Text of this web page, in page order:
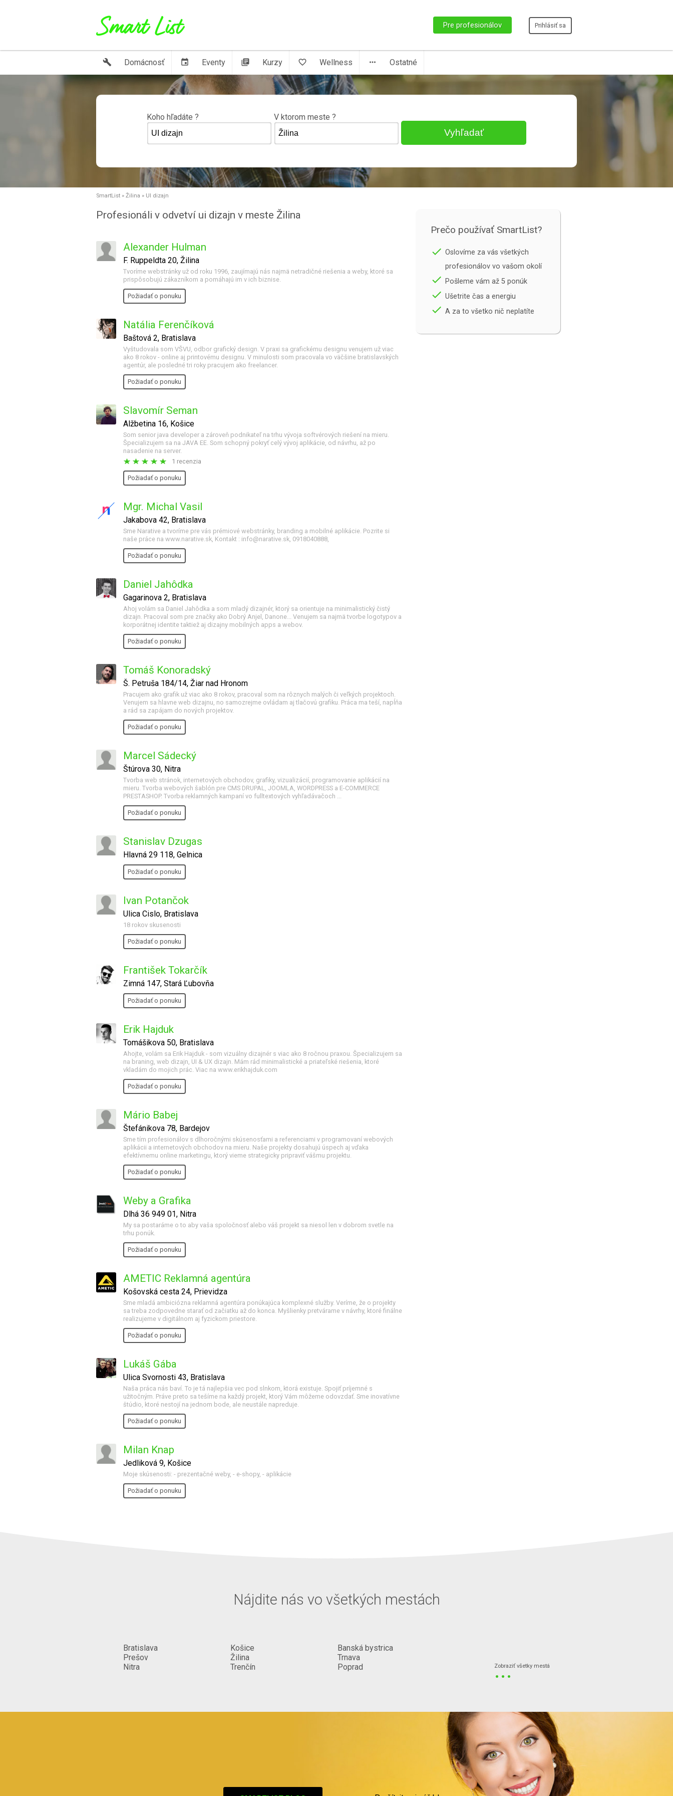
Pre profesionálov Prihlásiť sa
build Domácnosť event Eventy library_books Kurzy favorite_border Wellness more_horiz Ostatné
Koho hľadáte ? V ktorom meste ?
SmartList » Žilina » UI dizajn
Profesionáli v odvetví ui dizajn v meste Žilina
Alexander Hulman
F. Ruppeldta 20, Žilina
Tvoríme webstránky už od roku 1996, zaujímajú nás najmä netradičné riešenia a weby, ktoré sa
prispôsobujú zákazníkom a pomáhajú im v ich biznise.
Požiadať o ponuku
Natália Ferenčíková
Baštová 2, Bratislava
Vyštudovala som VŠVU, odbor grafický design. V praxi sa grafickému designu venujem už viac
ako 8 rokov - online aj printovému designu. V minulosti som pracovala vo väčšine bratislavských
agentúr, ale posledné tri roky pracujem ako freelancer.
Požiadať o ponuku
Slavomír Seman
Alžbetina 16, Košice
Som senior java developer a zároveň podnikateľ na trhu vývoja softvérových riešení na mieru.
Špecializujem sa na JAVA EE. Som schopný pokryť celý vývoj aplikácie, od návrhu, až po
nasadenie na server.
1 recenzia
Požiadať o ponuku
Mgr. Michal Vasil
Jakabova 42, Bratislava
Sme Narative a tvoríme pre vás prémiové webstránky, branding a mobilné aplikácie. Pozrite si
naše práce na www.narative.sk, Kontakt : info@narative.sk, 0918040888,
Požiadať o ponuku
Daniel Jahôdka
Gagarinova 2, Bratislava
Ahoj volám sa Daniel Jahôdka a som mladý dizajnér, ktorý sa orientuje na minimalistický čistý
dizajn. Pracoval som pre značky ako Dobrý Anjel, Danone... Venujem sa najmä tvorbe logotypov a
korporátnej identite taktiež aj dizajny mobilných apps a webov.
Požiadať o ponuku
Tomáš Konoradský
Š. Petruša 184/14, Žiar nad Hronom
Pracujem ako grafik už viac ako 8 rokov, pracoval som na rôznych malých či veľkých projektoch.
Venujem sa hlavne web dizajnu, no samozrejme ovládam aj tlačovú grafiku. Práca ma teší, napĺňa
a rád sa zapájam do nových projektov.
Požiadať o ponuku
Marcel Sádecký
Štúrova 30, Nitra
Tvorba web stránok, internetových obchodov, grafiky, vizualizácií, programovanie aplikácií na
mieru. Tvorba webových šablón pre CMS DRUPAL, JOOMLA, WORDPRESS a E-COMMERCE
PRESTASHOP. Tvorba reklamných kampaní vo fulltextových vyhľadávačoch ...
Požiadať o ponuku
Stanislav Dzugas
Hlavná 29 118, Gelnica
Požiadať o ponuku
Ivan Potančok
Ulica Cislo, Bratislava
18 rokov skusenosti
Požiadať o ponuku
František Tokarčík
Zimná 147, Stará Ľubovňa
Požiadať o ponuku
Erik Hajduk
Tomášikova 50, Bratislava
Ahojte, volám sa Erik Hajduk - som vizuálny dizajnér s viac ako 8 ročnou praxou. Špecializujem sa
na braning, web dizajn, UI & UX dizajn. Mám rád minimalistické a priateľské riešenia, ktoré
vkladám do mojich prác. Viac na www.erikhajduk.com
Požiadať o ponuku
Mário Babej
Štefánikova 78, Bardejov
Sme tím profesionálov s dlhoročnými skúsenosťami a referenciami v programovaní webových
aplikácii a internetových obchodov na mieru. Naše projekty dosahujú úspech aj vďaka
efektívnemu online marketingu, ktorý vieme strategicky pripraviť vášmu projektu.
Požiadať o ponuku
Weby a Grafika
Dlhá 36 949 01, Nitra
My sa postaráme o to aby vaša spoločnosť alebo váš projekt sa niesol len v dobrom svetle na
trhu ponúk.
Požiadať o ponuku
AMETIC Reklamná agentúra
Košovská cesta 24, Prievidza
Sme mladá ambiciózna reklamná agentúra ponúkajúca komplexné služby. Veríme, že o projekty
sa treba zodpovedne starať od začiatku až do konca. Myšlienky pretvárame v návrhy, ktoré finálne
realizujeme v digitálnom aj fyzickom priestore.
Požiadať o ponuku
Lukáš Gába
Ulica Svornosti 43, Bratislava
Naša práca nás baví. To je tá najlepšia vec pod slnkom, ktorá existuje. Spojiť príjemné s
užitočným. Práve preto sa tešíme na každý projekt, ktorý Vám môžeme odovzdať. Sme inovatívne
štúdio, ktoré nestojí na jednom bode, ale neustále napreduje.
Požiadať o ponuku
Milan Knap
Jedliková 9, Košice
Moje skúsenosti: - prezentačné weby, - e-shopy, - aplikácie
Požiadať o ponuku
Prečo používať SmartList?
done Oslovíme za vás všetkých
profesionálov vo vašom okolí
done Pošleme vám až 5 ponúk
done Ušetrite čas a energiu
done A za to všetko nič neplatíte
Nájdite nás vo všetkých mestách
Bratislava
Prešov
Nitra
Košice
Žilina
Trenčín
Banská bystrica
Trnava
Poprad
Zobraziť všetky mestá
...